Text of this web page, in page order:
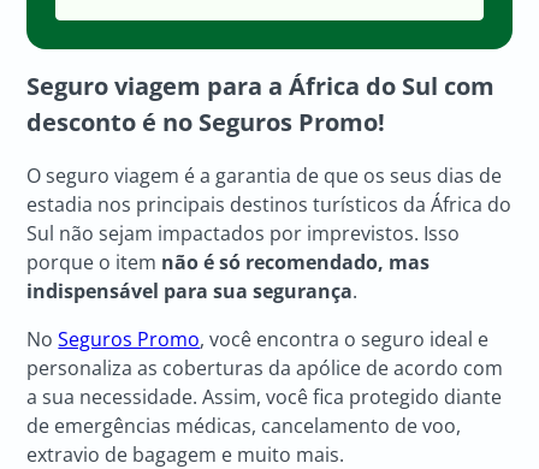
Seguro viagem para a África do Sul com
desconto é no Seguros Promo!
O seguro viagem é a garantia de que os seus dias de
estadia nos principais destinos turísticos da África do
Sul não sejam impactados por imprevistos. Isso
porque o item não é só recomendado, mas
indispensável para sua segurança.
NoSeguros Promo, você encontra o seguro ideal e
personaliza as coberturas da apólice de acordo com
a sua necessidade. Assim, você fica protegido diante
de emergências médicas, cancelamento de voo,
extravio de bagagem e muito mais.